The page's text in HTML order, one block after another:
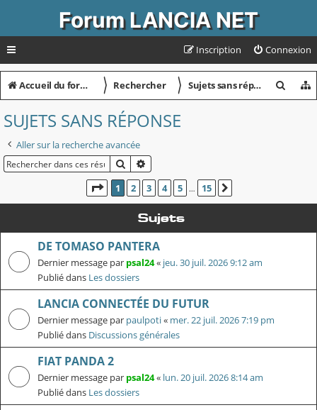
Forum LANCIA NET
Connexion
Inscription
Accueil du forum 〉 Rechercher 〉 Sujets sans réponse
c
SUJETS SANS RÉPONSE
Aller sur la recherche avancée
RECHERCHER
PAGE
1SUR 15
1 2 3 4 5 … 15
Sujets
DE TOMASO PANTERA
Dernier message par psal24« jeu. 30 juil. 2026 9:12 am
Publié dans Les dossiers
LANCIA CONNECTÉE DU FUTUR
Dernier message par paulpoti« mer. 22 juil. 2026 7:19 pm
Publié dans Discussions générales
FIAT PANDA 2
Dernier message par psal24« lun. 20 juil. 2026 8:14 am
Publié dans Les dossiers